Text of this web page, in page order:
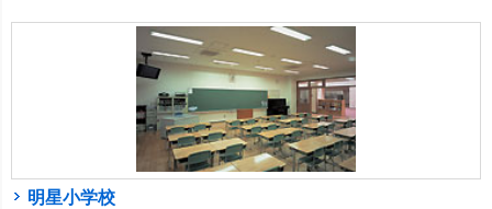
明星小学校